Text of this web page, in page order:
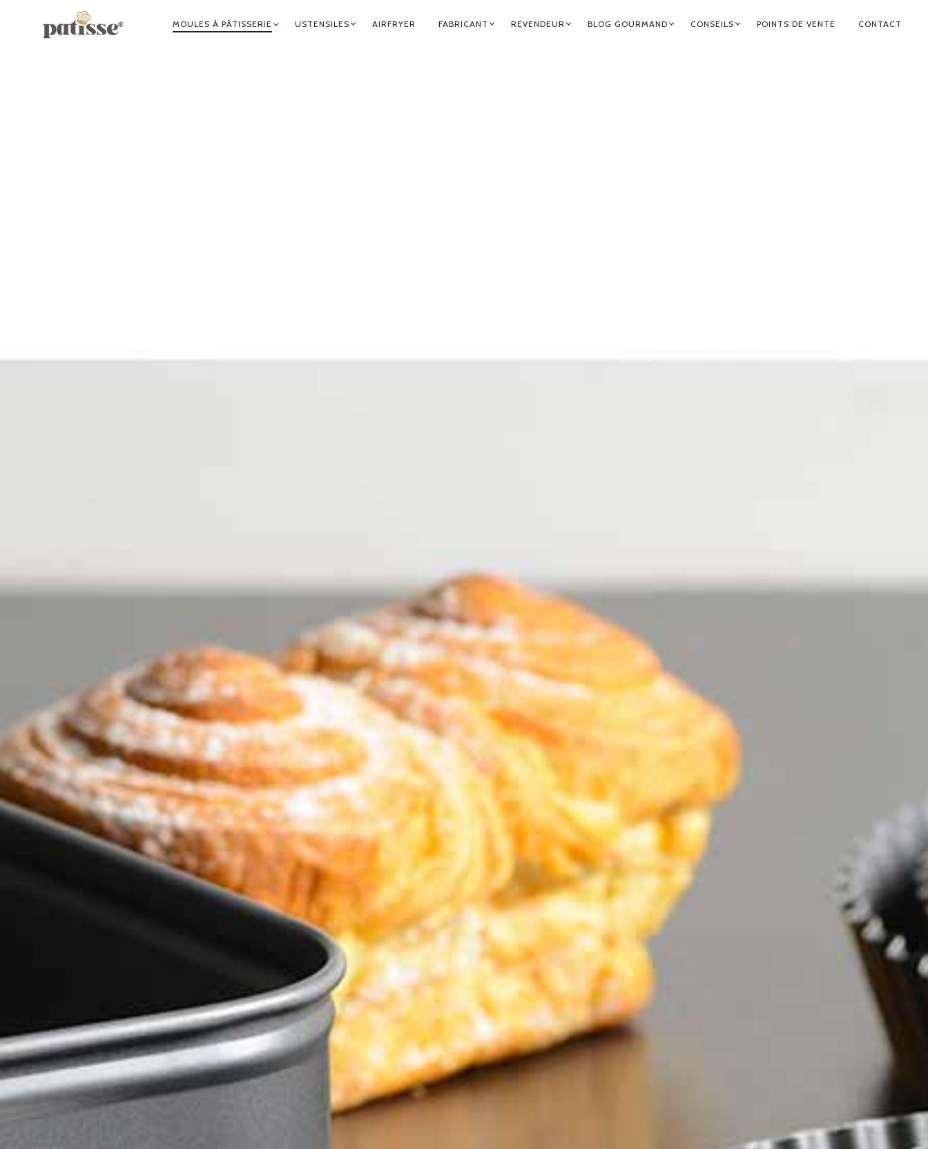
NAVIGATION
MOULES À PÂTISSERIE USTENSILES AIRFRYER FABRICANT REVENDEUR BLOG GOURMAND CONSEILS POINTS DE VENTE CONTACT